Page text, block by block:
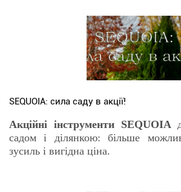
SEQUOIA: сила саду в акції!
Акційні інструменти SEQUOIA
садом і ділянкою: більше
зусиль і вигідна ціна.